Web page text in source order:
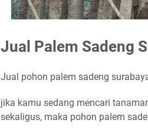
Jual Palem Sadeng
Jual pohon palem sadeng
jika kamu sedang mencari
sekaligus, maka pohon palem